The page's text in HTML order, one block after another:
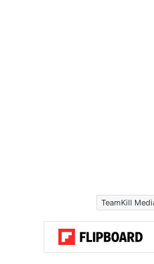
TeamKill